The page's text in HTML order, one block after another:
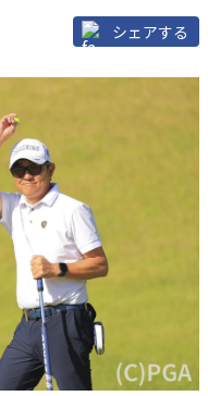
シェアする